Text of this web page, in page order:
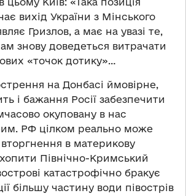
вихід України з Мінського
Гризлов, а має на увазі те,
знову доведеться витрачати
«точок дотику»…
на Донбасі ймовірне,
і бажання Росії забезпечити
окуповану в нас
РФ цілком реально може
в материкову
Північно-Кримський
катастрофічно бракує
більшу частину води півострів